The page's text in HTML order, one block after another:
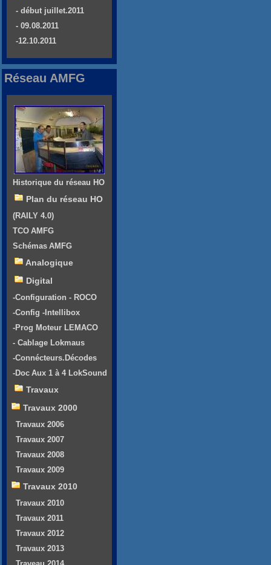
- début juillet.2011
- 09.08.2011
-12.10.2011
Réseau AMFG
Historique du réseau HO
Plan du réseau HO
(RAILY 4.0)
TCO AMFG
Schémas AMFG
Analogique
Digital
-Configuration - ROCO
-Config -Intellibox
-Prog Moteur LEMACO
- Cablage Lokmaus
-Connécteurs.Décodes
-Doc Aux 1 à 4 LokSound
Travaux
Travaux 2000
Travaux 2006
Travaux 2007
Travaux 2008
Travaux 2009
Travaux 2010
Travaux 2010
Travaux 2011
Travaux 2012
Travaux 2013